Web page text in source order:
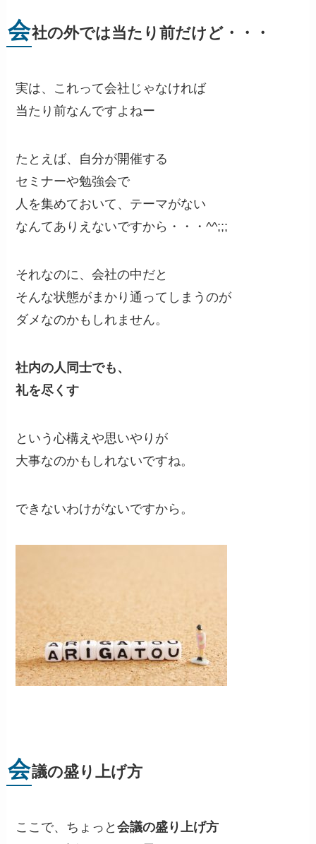
会社の外では当たり前だけど・・・
実は、これって会社じゃなければ
当たり前なんですよねー
たとえば、自分が開催する
セミナーや勉強会で
人を集めておいて、テーマがない
なんてありえないですから・・・^^;;;
それなのに、会社の中だと
そんな状態がまかり通ってしまうのが
ダメなのかもしれません。
社内の人同士でも、
礼を尽くす
という心構えや思いやりが
大事なのかもしれないですね。
できないわけがないですから。
会議の盛り上げ方
ここで、ちょっと会議の盛り上げ方